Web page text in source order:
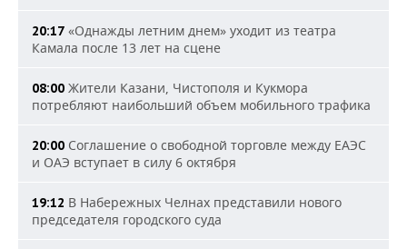
20:17 «Однажды летним днем» уходит из театра
Камала после 13 лет на сцене
08:00 Жители Казани, Чистополя и Кукмора
потребляют наибольший объем мобильного трафика
20:00 Соглашение о свободной торговле между ЕАЭС
и ОАЭ вступает в силу 6 октября
19:12 В Набережных Челнах представили нового
председателя городского суда